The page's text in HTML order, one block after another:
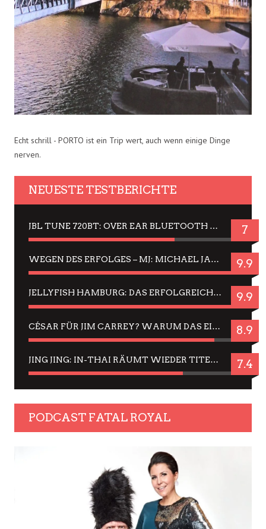
Echt schrill - PORTO ist ein Trip wert, auch wenn einige Dinge
nerven.
NEUESTE TESTBERICHTE
JBL TUNE 720BT: OVER EAR BLUETOOTH KOPFHÖRER UM DIE 50,-€ IM DAUER-TEST 7
WEGEN DES ERFOLGES – MJ: MICHAEL JACKSON MUSICAL IN EINER MATINEE SEHEN 9.9
JELLYFISH HAMBURG: DAS ERFOLGREICHE SOMMER-MENÜ 2025 IN GEFÜHLEN UND BILDERN 9.9
CÉSAR FÜR JIM CARREY? WARUM DAS EINER DER NERVIGSTEN ACTORS IST UND BLEIBT 8.9
JING JING: IN-THAI RÄUMT WIEDER TITEL AB – EIN ZWEI-STUNDEN-ERLEBNISBERICHT 7.4
PODCAST FATAL ROYAL